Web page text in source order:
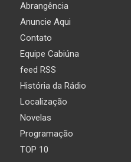
Abrangência
Anuncie Aqui
Contato
Equipe Cabiúna
feed RSS
História da Rádio
Localização
Novelas
Programação
TOP 10